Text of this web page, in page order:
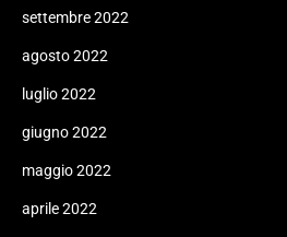
settembre 2022
agosto 2022
luglio 2022
giugno 2022
maggio 2022
aprile 2022